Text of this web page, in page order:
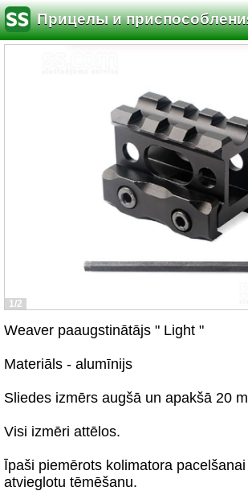
Прицелы и
1/2
Weaver paaugstinātājs " Light "
Materiāls - alumīnijs
Sliedes izmērs augšā un apakšā 20
Visi izmēri attēlos.
Īpaši piemērots kolimatora
atvieglotu tēmēšanu.